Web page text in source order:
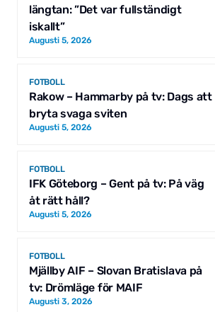
längtan: ”Det var fullständigt
iskallt”
Augusti 5, 2026
FOTBOLL
Rakow – Hammarby på tv: Dags att
bryta svaga sviten
Augusti 5, 2026
FOTBOLL
IFK Göteborg – Gent på tv: På väg
åt rätt håll?
Augusti 5, 2026
FOTBOLL
Mjällby AIF – Slovan Bratislava på
tv: Drömläge för MAIF
Augusti 3, 2026